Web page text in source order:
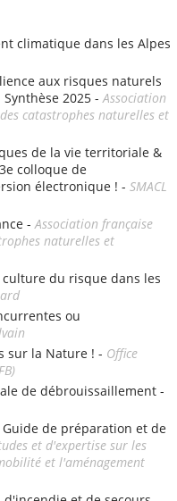
climatique dans les Alpes
aux risques naturels
2025 - Association
catastrophes naturelles et
de la vie territoriale &
colloque de
électronique ! - SMACL
- Association française
naturelles et
du risque dans les
ou
sur la Nature ! - Office
de débrouissaillement -
de préparation et de
et d'expertise sur les
et l'aménagement